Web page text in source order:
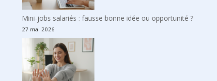
Mini-jobs salariés : fausse bonne idée ou opportunité ?
27 mai 2026